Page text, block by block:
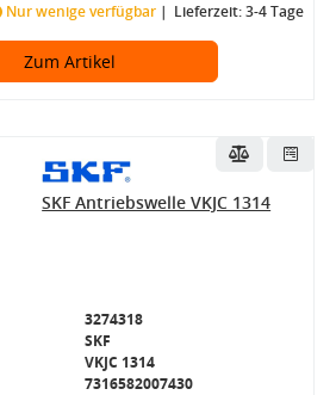
Nur wenige verfügbar Lieferzeit: 3-4 Tage
Zum Artikel
SKF Antriebswelle VKJC 1314
3274318
SKF
VKJC 1314
7316582007430